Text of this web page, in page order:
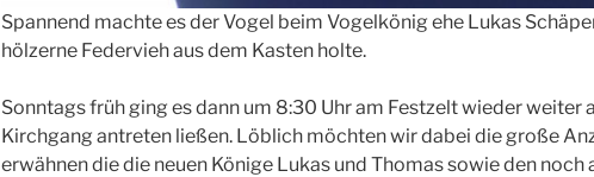
Spannend machte es der Vogel beim Vogelkönig ehe Lukas
hölzerne Federvieh aus dem Kasten holte.
Sonntags früh ging es dann um 8:30 Uhr am Festzelt wieder weiter
Kirchgang antreten ließen. Löblich möchten wir dabei die große
erwähnen die die neuen Könige Lukas und Thomas sowie den